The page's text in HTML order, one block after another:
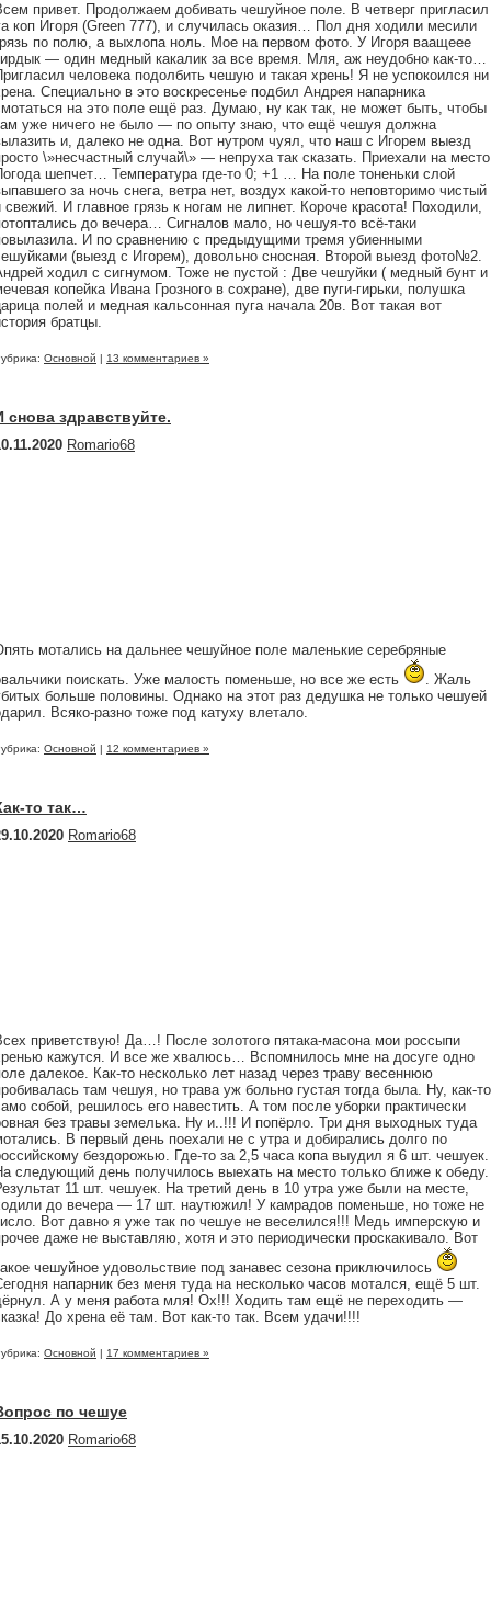
привет. Продолжаем добивать чешуйное поле. В четверг пригласил
коп Игоря (Green 777), и случилась оказия… Пол дня ходили месили
по полю, а выхлопа ноль. Мое на первом фото. У Игоря ваащеее
— один медный какалик за все время. Мля, аж неудобно как-то…
человека подолбить чешую и такая хрень! Я не успокоился ни
Специально в это воскресенье подбил Андрея напарника
на это поле ещё раз. Думаю, ну как так, не может быть, чтобы
уже ничего не было — по опыту знаю, что ещё чешуя должна
и, далеко не одна. Вот нутром чуял, что наш с Игорем выезд
\»несчастный случай\» — непруха так сказать. Приехали на
шепчет… Температура где-то 0; +1 … На поле тоненьки слой
за ночь снега, ветра нет, воздух какой-то неповторимо чистый
свежий. И главное грязь к ногам не липнет. Короче красота! Походили,
до вечера… Сигналов мало, но чешуя-то всё-таки
И по сравнению с предыдущими тремя убиенными
(выезд с Игорем), довольно сносная. Второй выезд фото№2.
ходил с сигнумом. Тоже не пустой : Две чешуйки ( медный бунт и
копейка Ивана Грозного в сохране), две пуги-гирьки, полушка
полей и медная кальсонная пуга начала 20в. Вот такая вот
братцы.
Основной | 13 комментариев »
снова здравствуйте.
Romario68
мотались на дальнее чешуйное поле маленькие серебряные
поискать. Уже малость поменьше, но все же есть
. Жаль
больше половины. Однако на этот раз дедушка не только чешуей
Всяко-разно тоже под катуху влетало.
Основной | 12 комментариев »
то так…
Romario68
приветствую! Да…! После золотого пятака-масона мои россыпи
кажутся. И все же хвалюсь… Вспомнилось мне на досуге одно
далекое. Как-то несколько лет назад через траву весеннюю
там чешуя, но трава уж больно густая тогда была. Ну, как-то
собой, решилось его навестить. А том после уборки практически
без травы земелька. Ну и..!!! И попёрло. Три дня выходных туда
В первый день поехали не с утра и добирались долго по
бездорожью. Где-то за 2,5 часа копа выудил я 6 шт. чешуек.
следующий день получилось выехать на место только ближе к обеду.
11 шт. чешуек. На третий день в 10 утра уже были на месте,
до вечера — 17 шт. наутюжил! У камрадов поменьше, но тоже не
Вот давно я уже так по чешуе не веселился!!! Медь имперскую и
даже не выставляю, хотя и это периодически проскакивало. Вот
чешуйное удовольствие под занавес сезона приключилось
напарник без меня туда на несколько часов мотался, ещё 5 шт.
А у меня работа мля! Ох!!! Ходить там ещё не переходить —
До хрена её там. Вот как-то так. Всем удачи!!!!
Основной | 17 комментариев »
по чешуе
Romario68